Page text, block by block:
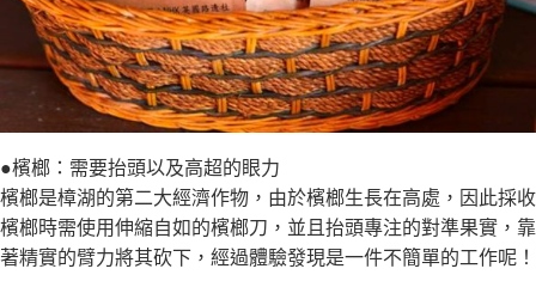
●檳榔：需要抬頭以及高超的眼力
檳榔是樟湖的第二大經濟作物，由於檳榔生長在高處，因此採收
檳榔時需使用伸縮自如的檳榔刀，並且抬頭專注的對準果實，靠
著精實的臂力將其砍下，經過體驗發現是一件不簡單的工作呢！